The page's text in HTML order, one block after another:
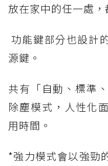
放在家中的任一處，
功能鍵部分也設計
源鍵。
共有「自動、標準
除塵模式，人性化
用時間。
*強力模式會以強勁